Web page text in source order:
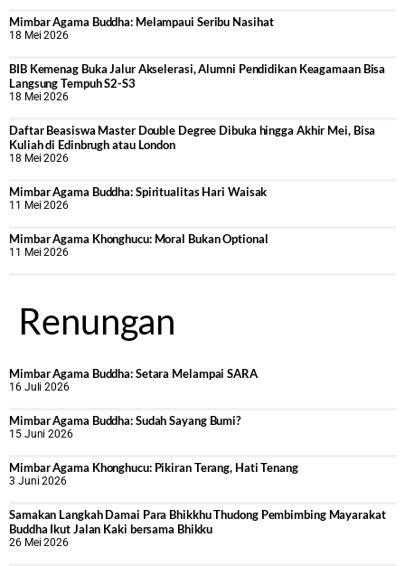
Mimbar Agama Buddha: Melampaui Seribu Nasihat
18 Mei 2026
BIB Kemenag Buka Jalur Akselerasi, Alumni Pendidikan Keagamaan Bisa
Langsung Tempuh S2-S3
18 Mei 2026
Daftar Beasiswa Master Double Degree Dibuka hingga Akhir Mei, Bisa
Kuliah di Edinbrugh atau London
18 Mei 2026
Mimbar Agama Buddha: Spiritualitas Hari Waisak
11 Mei 2026
Mimbar Agama Khonghucu: Moral Bukan Optional
11 Mei 2026
Renungan
Mimbar Agama Buddha: Setara Melampai SARA
16 Juli 2026
Mimbar Agama Buddha: Sudah Sayang Bumi?
15 Juni 2026
Mimbar Agama Khonghucu: Pikiran Terang, Hati Tenang
3 Juni 2026
Samakan Langkah Damai Para Bhikkhu Thudong Pembimbing Mayarakat
Buddha Ikut Jalan Kaki bersama Bhikku
26 Mei 2026